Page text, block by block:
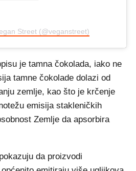
Street (@veganstreet)
je tamna čokolada, iako ne
tamne čokolade dolazi od
zemlje, kao što je krčenje
emisija stakleničkih
Zemlje da apsorbira
da proizvodi